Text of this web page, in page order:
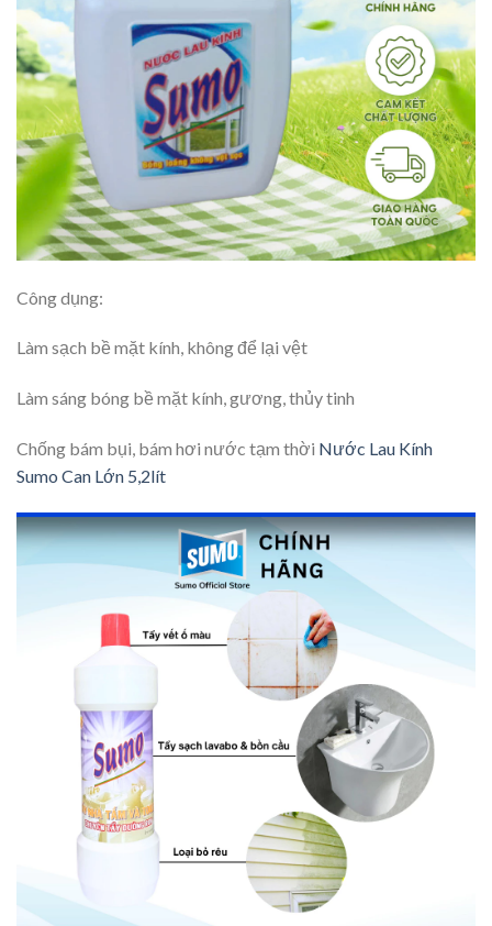
Công dụng:
Làm sạch bề mặt kính, không để lại vệt
Làm sáng bóng bề mặt kính, gương, thủy tinh
Chống bám bụi, bám hơi nước tạm thời Nước Lau Kính
Sumo Can Lớn 5,2lít